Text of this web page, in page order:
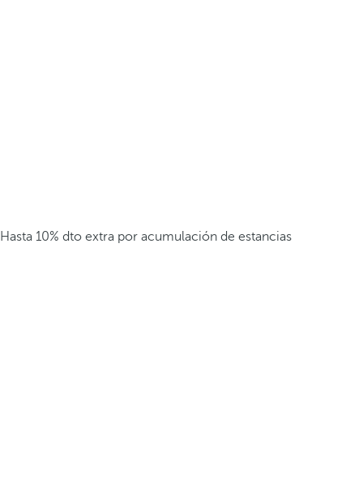
Hasta 10% dto extra por acumulación de estancias